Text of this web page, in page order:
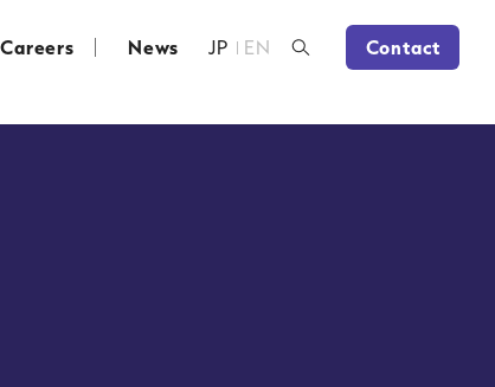
Careers News EN
JP Contact